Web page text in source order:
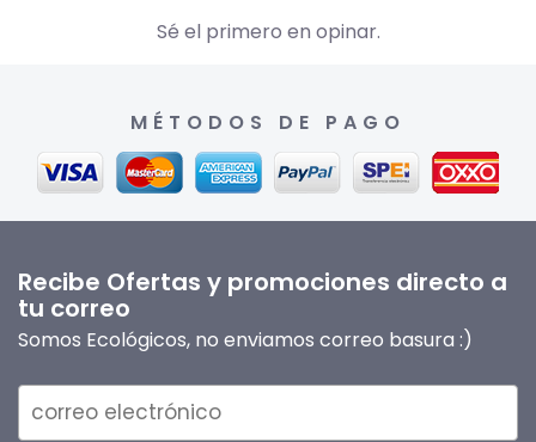
Sé el primero en opinar.
MÉTODOS DE PAGO
Recibe Ofertas y promociones directo a
tu correo
Somos Ecológicos, no enviamos correo basura :)